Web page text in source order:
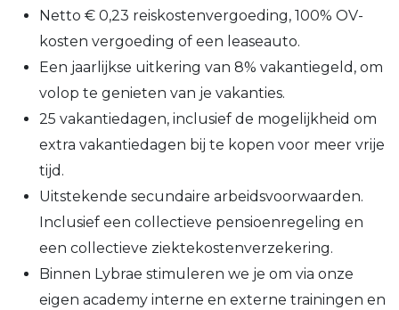
Netto € 0,23 reiskostenvergoeding, 100% OV-
kosten vergoeding of een leaseauto.
Een jaarlijkse uitkering van 8% vakantiegeld, om
volop te genieten van je vakanties.
25 vakantiedagen, inclusief de mogelijkheid om
extra vakantiedagen bij te kopen voor meer vrije
tijd.
Uitstekende secundaire arbeidsvoorwaarden.
Inclusief een collectieve pensioenregeling en
een collectieve ziektekostenverzekering.
Binnen Lybrae stimuleren we je om via onze
eigen academy interne en externe trainingen en